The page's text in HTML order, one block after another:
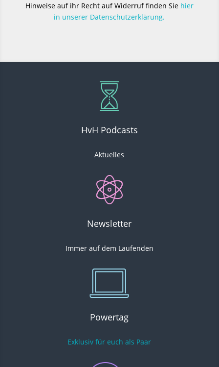
Hinweise auf ihr Recht auf Widerruf finden Sie hier
in unserer Datenschutzerklärung.
HvH Podcasts
Aktuelles
Newsletter
Immer auf dem Laufenden
Powertag
Exklusiv für euch als Paar